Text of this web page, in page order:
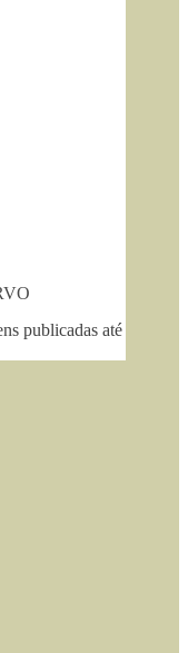
publicadas até